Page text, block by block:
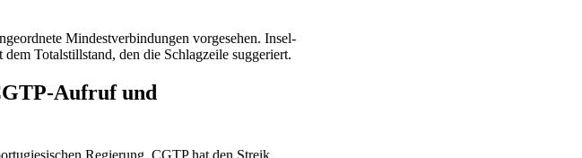
Mindestverbindungen vorgesehen. Insel-
Totalstillstand, den die Schlagzeile suggeriert.
Aufruf und
Regierung. CGTP hat den Streik